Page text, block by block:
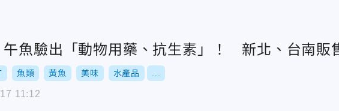
午魚驗出「動物用藥、抗生素」！ 新北、台南販
魚類 黃魚 美味 水產品
11:12